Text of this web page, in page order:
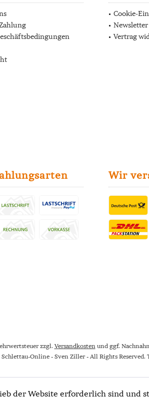
Cookie-
Newsletter
Vertrag
Wir
zzgl. Versandkosten und ggf.
Online - Sven Ziller - All Rights Reserved.
der Website erforderlich sind und